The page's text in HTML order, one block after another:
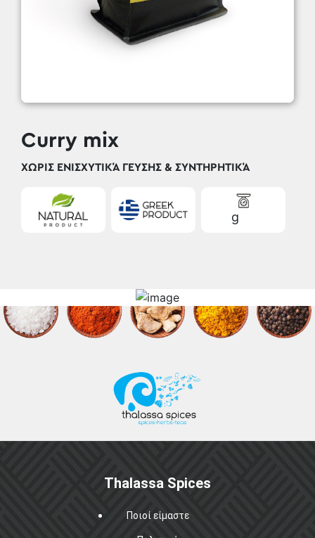
Curry mix
ΧΩΡΊΣ ΕΝΙΣΧΥΤΙΚΆ ΓΕΎΣΗΣ & ΣΥΝΤΗΡΗΤΙΚΆ
g
Thalassa Spices
Ποιοί είμαστε